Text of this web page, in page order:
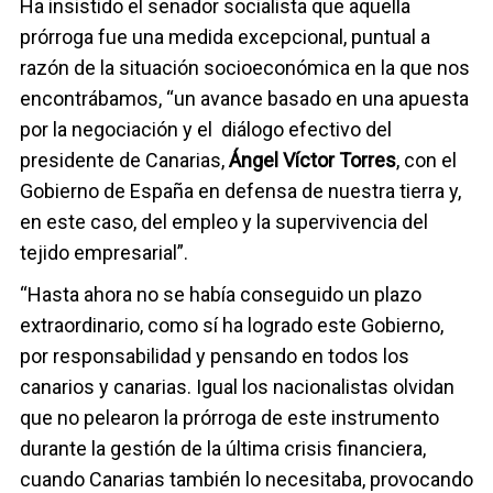
Ha insistido el senador socialista que aquella
prórroga fue una medida excepcional, puntual a
razón de la situación socioeconómica en la que nos
encontrábamos, “un avance basado en una apuesta
por la negociación y el diálogo efectivo del
presidente de Canarias,Ángel Víctor Torres, con el
Gobierno de España en defensa de nuestra tierra y,
en este caso, del empleo y la supervivencia del
tejido empresarial”.
“Hasta ahora no se había conseguido un plazo
extraordinario, como sí ha logrado este Gobierno,
por responsabilidad y pensando en todos los
canarios y canarias. Igual los nacionalistas olvidan
que no pelearon la prórroga de este instrumento
durante la gestión de la última crisis financiera,
cuando Canarias también lo necesitaba, provocando